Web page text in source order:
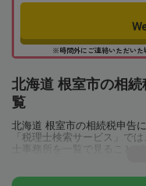
※時間外にご連絡いただいた
北海道 根室市の相
覧
北海道 根室市の相続税申告
「税理士検索サービス」で
士事務所を一覧で見ること
ことは一度近隣の税理士に